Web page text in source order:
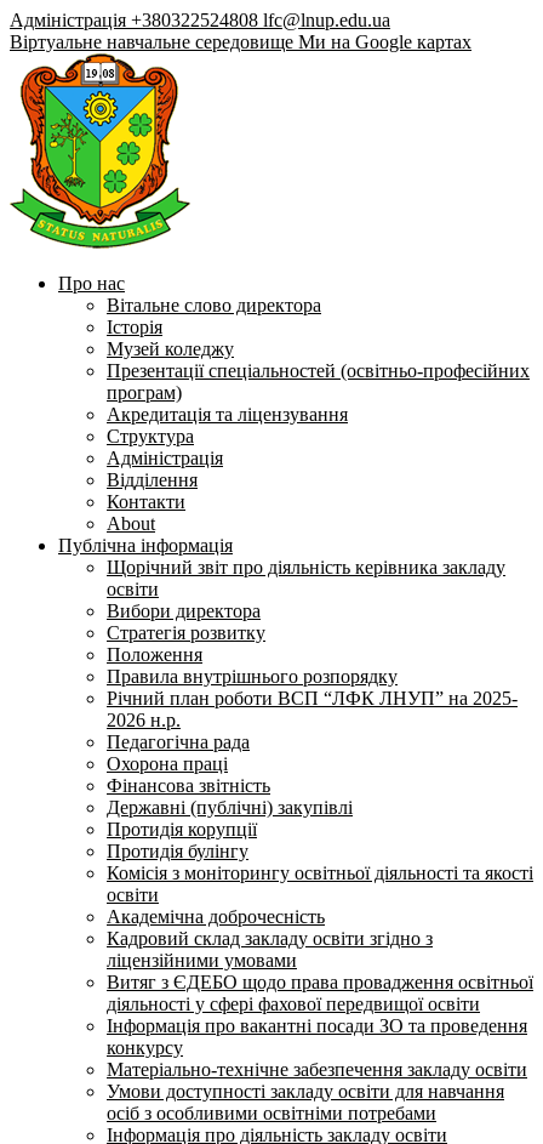
Адміністрація +380322524808 lfc@lnup.edu.ua
Віртуальне навчальне середовище Ми на Google картах
Про нас
Вітальне слово директора
Історія
Музей коледжу
Презентації спеціальностей (освітньо-професійних
програм)
Акредитація та ліцензування
Структура
Адміністрація
Відділення
Контакти
About
Публічна інформація
Щорічний звіт про діяльність керівника закладу
освіти
Вибори директора
Стратегія розвитку
Положення
Правила внутрішнього розпорядку
Річний план роботи ВСП “ЛФК ЛНУП” на 2025-
2026 н.р.
Педагогічна рада
Охорона праці
Фінансова звітність
Державні (публічні) закупівлі
Протидія корупції
Протидія булінгу
Комісія з моніторингу освітньої діяльності та якості
освіти
Академічна доброчесність
Кадровий склад закладу освіти згідно з
ліцензійними умовами
Витяг з ЄДЕБО щодо права провадження освітньої
діяльності у сфері фахової передвищої освіти
Інформація про вакантні посади ЗО та проведення
конкурсу
Матеріально-технічне забезпечення закладу освіти
Умови доступності закладу освіти для навчання
осіб з особливими освітніми потребами
Інформація про діяльність закладу освіти